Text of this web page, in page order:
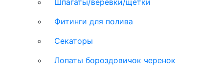
Фитинги для полива
Секаторы
Лопаты бороздовичок черенок